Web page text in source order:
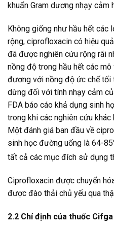
khuẩn Gram dương nhạy cảm
Không giống như hầu hết các
rộng, ciprofloxacin có hiệu
đã được nghiên cứu rộng rãi
nồng độ trong hầu hết các
đương với nồng độ ức chế
dừng đối với tính nhạy cảm
FDA báo cáo khả dụng sinh
trong khi các nghiên cứu khác
Một đánh giá ban đầu về
sinh học đường uống là 64-
tất cả các mục đích sử dụng
Ciprofloxacin được chuyển
được đào thải chủ yếu qua
2.2 Chỉ định của thuốc Cifga